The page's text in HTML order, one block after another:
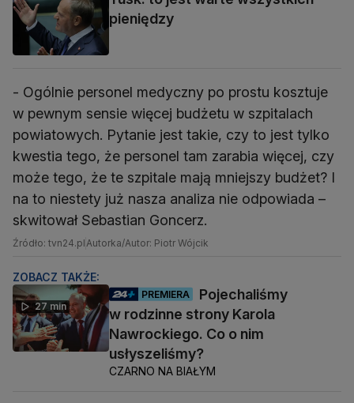
pieniędzy
- Ogólnie personel medyczny po prostu kosztuje
w pewnym sensie więcej budżetu w szpitalach
powiatowych. Pytanie jest takie, czy to jest tylko
kwestia tego, że personel tam zarabia więcej, czy
może tego, że te szpitale mają mniejszy budżet? I
na to niestety już nasza analiza nie odpowiada –
skwitował Sebastian Goncerz.
Źródło: tvn24.plAutorka/Autor: Piotr Wójcik
ZOBACZ TAKŻE:
27 min
PREMIERA
Pojechaliśmy
w rodzinne strony Karola
Nawrockiego. Co o nim
usłyszeliśmy?
CZARNO NA BIAŁYM